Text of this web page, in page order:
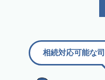
相続対応可能な